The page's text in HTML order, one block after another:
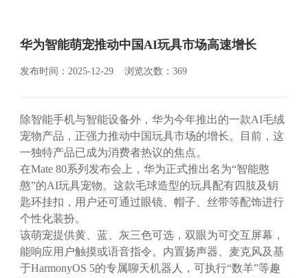
华为智能萌宠推动中国AI玩具市场高速增长
发布时间：2025-12-29 浏览次数：369
除智能手机与智能设备外，华为今年推出的一款AI毛绒
宠物产品，正强力推动中国玩具市场的增长。目前，这
一独特产品已成为消费者热议的焦点。
在Mate 80系列发布会上，华为正式推出名为“智能憨
憨”的AI玩具宠物。这款毛球造型的玩具配有四肢及钥
匙环挂扣，用户还可通过眼镜、帽子、丝带等配饰进行
个性化装扮。
该萌宠提供黄、蓝、灰三色可选，双眼为可交互屏幕，
能响应用户触摸或语音指令。内置扬声器、麦克风及基
于HarmonyOS 5的专属聊天机器人，可执行“数羊”等趣